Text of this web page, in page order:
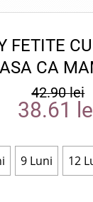
FETITE
CA
42.90lei
38.61
9 Luni 12